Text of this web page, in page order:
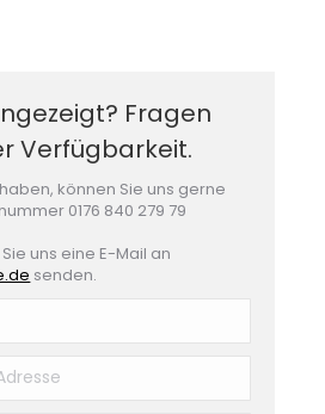
Fragen
Verfügbarkeit.
können Sie uns gerne
0176 840 279 79
uns eine E-Mail an
senden.